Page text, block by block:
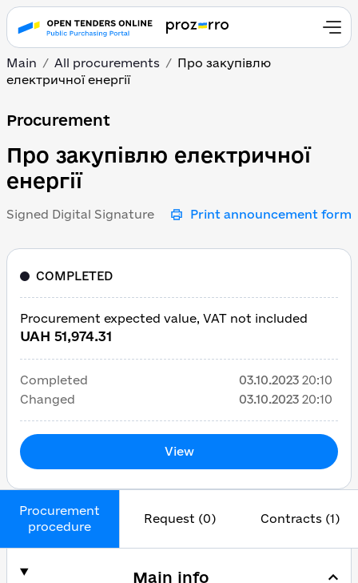
Main All procurements
Про закупівлю
електричної енергії
Про закупівлю
Procurement
Про закупівлю електричної
енергії
Signed Digital Signature Print announcement form
Procurement
procedure
Request (0) Contracts (1)
Main info
COMPLETED
Procurement expected value, VAT not included
UAH 51,974.31
Completed 03.10.2023 20:10
Changed
03.10.2023 20:10
View